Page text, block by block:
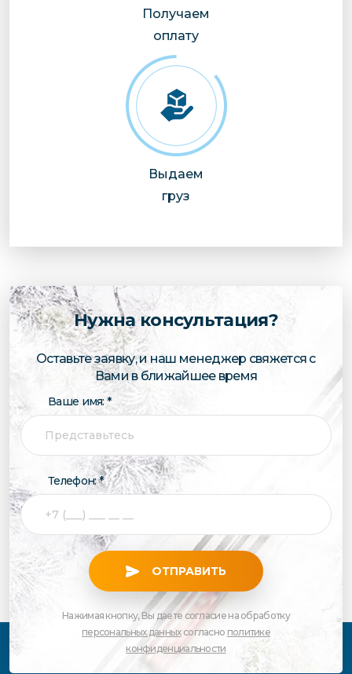
Получаем
оплату
Выдаем
груз
Нужна консультация?
Оставьте заявку, и наш менеджер свяжется с
Вами в ближайшее время
Ваше имя: *
Телефон: *
ОТПРАВИТЬ
Нажимая кнопку, Вы даете согласие на обработку
персональных данныхсогласно политике
конфиденциальности